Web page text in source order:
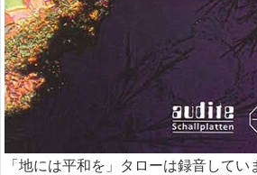
「地には平和を」タローは録音して